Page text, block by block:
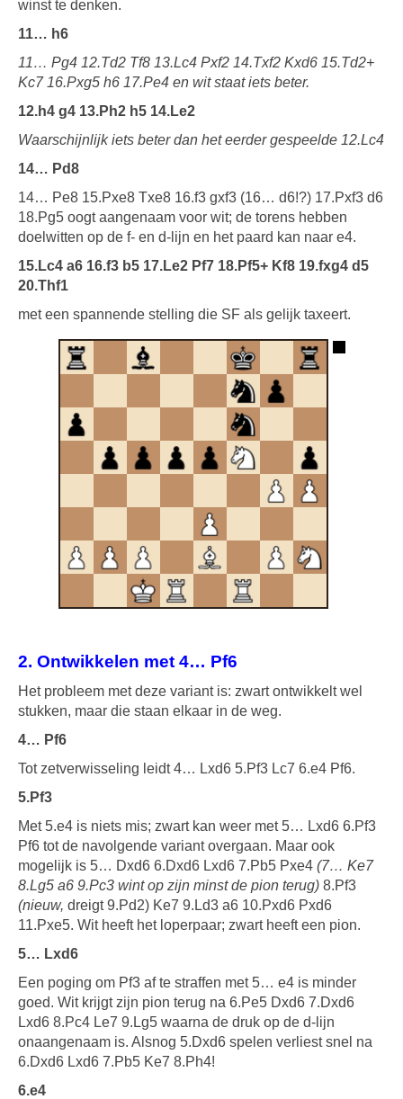
winst te denken.
11… h6
11… Pg4 12.Td2 Tf8 13.Lc4 Pxf2 14.Txf2 Kxd6 15.Td2+
Kc7 16.Pxg5 h6 17.Pe4 en wit staat iets beter.
12.h4 g4 13.Ph2 h5 14.Le2
Waarschijnlijk iets beter dan het eerder gespeelde 12.Lc4
14… Pd8
14… Pe8 15.Pxe8 Txe8 16.f3 gxf3 (16… d6!?) 17.Pxf3 d6
18.Pg5 oogt aangenaam voor wit; de torens hebben
doelwitten op de f- en d-lijn en het paard kan naar e4.
15.Lc4 a6 16.f3 b5 17.Le2 Pf7 18.Pf5+ Kf8 19.fxg4 d5
20.Thf1
met een spannende stelling die SF als gelijk taxeert.
2. Ontwikkelen met 4… Pf6
Het probleem met deze variant is: zwart ontwikkelt wel
stukken, maar die staan elkaar in de weg.
4… Pf6
Tot zetverwisseling leidt 4… Lxd6 5.Pf3 Lc7 6.e4 Pf6.
5.Pf3
Met 5.e4 is niets mis; zwart kan weer met 5… Lxd6 6.Pf3
Pf6 tot de navolgende variant overgaan. Maar ook
mogelijk is 5… Dxd6 6.Dxd6 Lxd6 7.Pb5 Pxe4 (7… Ke7
8.Lg5 a6 9.Pc3 wint op zijn minst de pion terug) 8.Pf3
(nieuw, dreigt 9.Pd2) Ke7 9.Ld3 a6 10.Pxd6 Pxd6
11.Pxe5. Wit heeft het loperpaar; zwart heeft een pion.
5… Lxd6
Een poging om Pf3 af te straffen met 5… e4 is minder
goed. Wit krijgt zijn pion terug na 6.Pe5 Dxd6 7.Dxd6
Lxd6 8.Pc4 Le7 9.Lg5 waarna de druk op de d-lijn
onaangenaam is. Alsnog 5.Dxd6 spelen verliest snel na
6.Dxd6 Lxd6 7.Pb5 Ke7 8.Ph4!
6.e4